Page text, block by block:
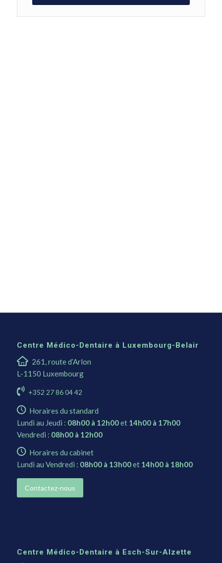
Centre Médico-Dentaire à Luxembourg-Belair
261, route d’Arlon
L-1150 Luxembourg
+352 27 86 04 42
Horaires du standard
Lundi au Jeudi : 08h00 à 12h00et 14h00 à 17h00
Vendredi : 08h00 à 12h00
Horaires du cabinet
Lundi au Vendredi : 08h00 à 13h00et 14h00 à 18h00
Contactez-nous
Centre Médico-Dentaire à Esch-Sur-Alzette